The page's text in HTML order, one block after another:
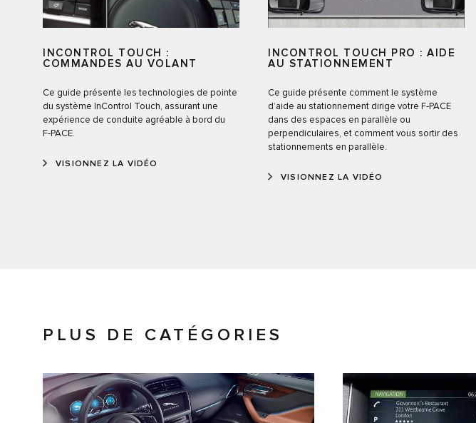
INCONTROL TOUCH :
COMMANDES AU VOLANT
Ce guide présente les technologies de pointe
du système InControl Touch, assurant une
expérience de conduite agréable à bord du
F‑PACE.
VISIONNEZ LA VIDÉO
INCONTROL TOUCH PRO : AIDE
AU STATIONNEMENT
Ce guide présente comment le système
d’aide au stationnement dirige votre F‑PACE
dans des espaces en parallèle ou
perpendiculaires, et comment vous sortir des
stationnements en parallèle.
VISIONNEZ LA VIDÉO
PLUS DE CATÉGORIES